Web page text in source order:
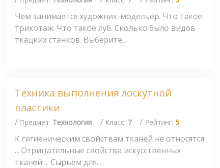
Чем занимается художник-модельер. Что такое
трикотаж. Что такое луб. Сколько было видов
ткацких станков. Выберите...
Техника выполнения лоскутной
пластики
/ Предмет: Технология / Класс: 7 / Рейтинг: 5
К гигиеническим свойствам тканей не относятся
... Отрицательные свойства искусственных
тканей ... Сырьем для...